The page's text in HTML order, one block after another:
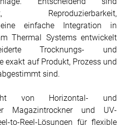
Reproduzierbarkeit,
einfache Integration in
Thermal Systems entwickelt
Trocknungs- und
exakt auf Produkt, Prozess und
sind.
von Horizontal- und
Magazintrockner und UV-
to-Reel-Lösungen für flexible